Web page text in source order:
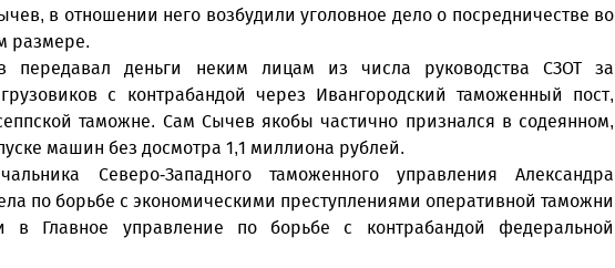
в отношении него возбудили уголовное дело о посредничестве во
размере.
передавал деньги неким лицам из числа руководства СЗОТ за
с контрабандой через Ивангородский таможенный пост,
таможне. Сам Сычев якобы частично признался в содеянном,
машин без досмотра 1,1 миллиона рублей.
Северо-Западного таможенного управления Александра
по борьбе с экономическими преступлениями оперативной таможни
в Главное управление по борьбе с контрабандой федеральной